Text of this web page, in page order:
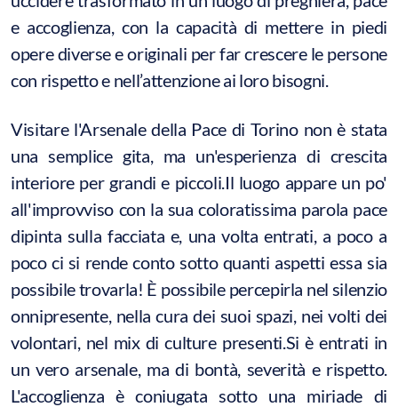
e accoglienza, con la capacità di mettere in piedi
opere diverse e originali per far crescere le persone
con rispetto e nell’attenzione ai loro bisogni.
Visitare l'Arsenale della Pace di Torino non è stata
una semplice gita, ma un'esperienza di crescita
interiore per grandi e piccoli.Il luogo appare un po'
all'improvviso con la sua coloratissima parola pace
dipinta sulla facciata e, una volta entrati, a poco a
poco ci si rende conto sotto quanti aspetti essa sia
possibile trovarla! È possibile percepirla nel silenzio
onnipresente, nella cura dei suoi spazi, nei volti dei
volontari, nel mix di culture presenti.Si è entrati in
un vero arsenale, ma di bontà, severità e rispetto.
L'accoglienza è coniugata sotto una miriade di